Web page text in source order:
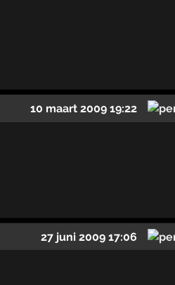
10 maart 2009 19:22
27 juni 2009 17:06